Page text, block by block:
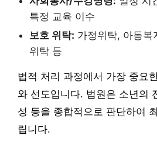
특정 교육 이수
보호 위탁: 가정위탁, 아동복
위탁 등
법적 처리 과정에서 가장 중요
와 선도입니다. 법원은 소년의
성 등을 종합적으로 판단하여
립니다.